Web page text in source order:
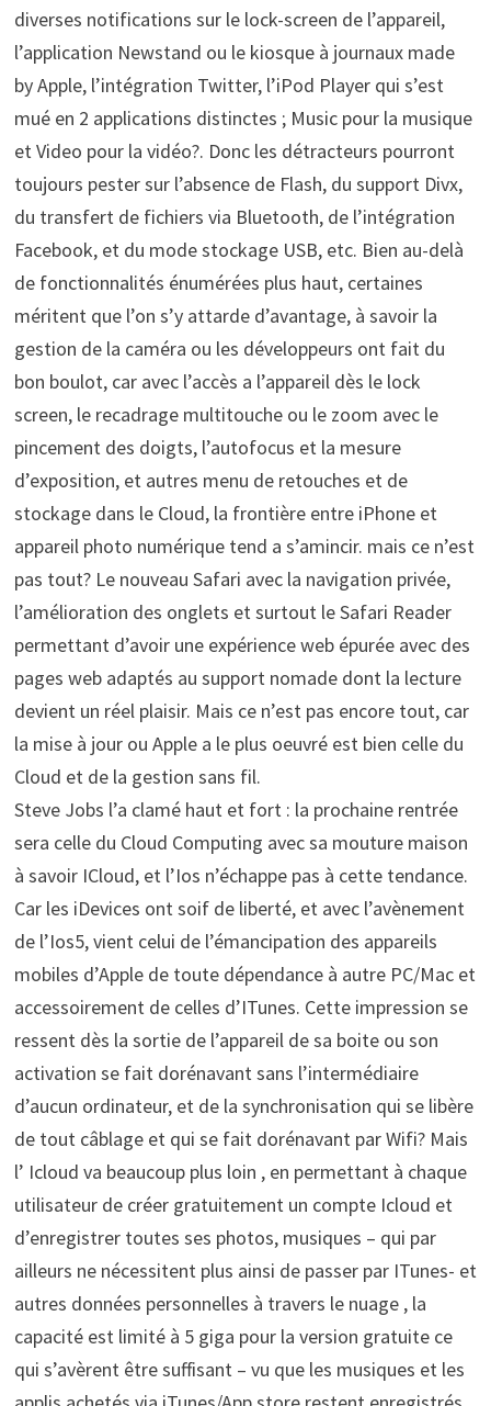
diverses notifications sur le lock-screen de l’appareil,
l’application Newstand ou le kiosque à journaux made
by Apple, l’intégration Twitter, l’iPod Player qui s’est
mué en 2 applications distinctes ; Music pour la musique
et Video pour la vidéo?. Donc les détracteurs pourront
toujours pester sur l’absence de Flash, du support Divx,
du transfert de fichiers via Bluetooth, de l’intégration
Facebook, et du mode stockage USB, etc. Bien au-delà
de fonctionnalités énumérées plus haut, certaines
méritent que l’on s’y attarde d’avantage, à savoir la
gestion de la caméra ou les développeurs ont fait du
bon boulot, car avec l’accès a l’appareil dès le lock
screen, le recadrage multitouche ou le zoom avec le
pincement des doigts, l’autofocus et la mesure
d’exposition, et autres menu de retouches et de
stockage dans le Cloud, la frontière entre iPhone et
appareil photo numérique tend a s’amincir. mais ce n’est
pas tout? Le nouveau Safari avec la navigation privée,
l’amélioration des onglets et surtout le Safari Reader
permettant d’avoir une expérience web épurée avec des
pages web adaptés au support nomade dont la lecture
devient un réel plaisir. Mais ce n’est pas encore tout, car
la mise à jour ou Apple a le plus oeuvré est bien celle du
Cloud et de la gestion sans fil.
Steve Jobs l’a clamé haut et fort : la prochaine rentrée
sera celle du Cloud Computing avec sa mouture maison
à savoir ICloud, et l’Ios n’échappe pas à cette tendance.
Car les iDevices ont soif de liberté, et avec l’avènement
de l’Ios5, vient celui de l’émancipation des appareils
mobiles d’Apple de toute dépendance à autre PC/Mac et
accessoirement de celles d’ITunes. Cette impression se
ressent dès la sortie de l’appareil de sa boite ou son
activation se fait dorénavant sans l’intermédiaire
d’aucun ordinateur, et de la synchronisation qui se libère
de tout câblage et qui se fait dorénavant par Wifi? Mais
l’ Icloud va beaucoup plus loin , en permettant à chaque
utilisateur de créer gratuitement un compte Icloud et
d’enregistrer toutes ses photos, musiques – qui par
ailleurs ne nécessitent plus ainsi de passer par ITunes- et
autres données personnelles à travers le nuage , la
capacité est limité à 5 giga pour la version gratuite ce
qui s’avèrent être suffisant – vu que les musiques et les